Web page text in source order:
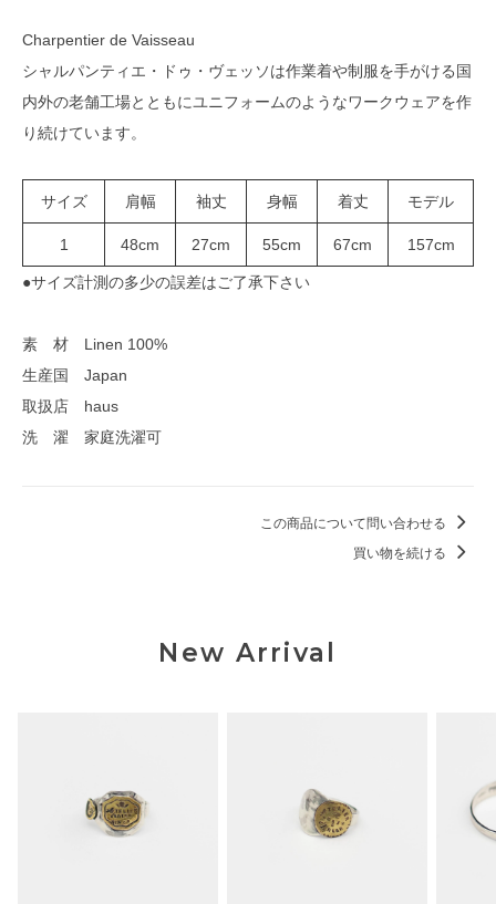
Charpentier de Vaisseau
シャルパンティエ・ドゥ・ヴェッソは作業着や制服を手がける国
内外の老舗工場とともにユニフォームのようなワークウェアを作
り続けています。
サイズ 肩幅 袖丈 身幅 着丈 モデル
1 48cm 27cm 55cm 67cm 157cm
●サイズ計測の多少の誤差はご了承下さい
素 材 Linen 100%
生産国 Japan
取扱店 haus
洗 濯 家庭洗濯可
この商品について問い合わせる
買い物を続ける
New Arrival